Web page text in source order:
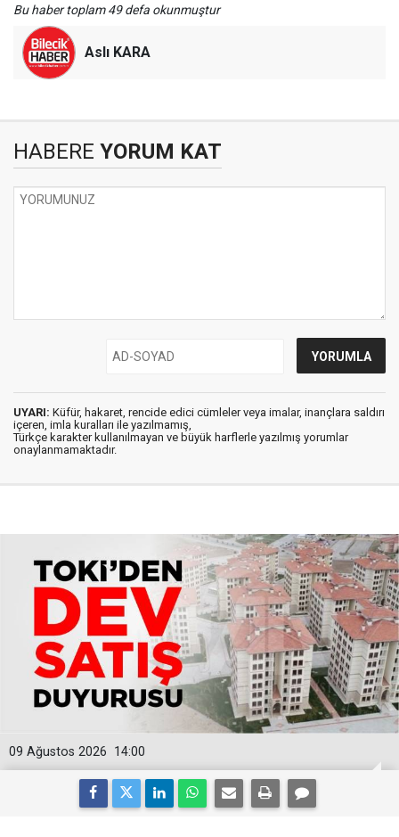
Bu haber toplam 49 defa okunmuştur
Aslı KARA
HABERE YORUM KAT
UYARI: Küfür, hakaret, rencide edici cümleler veya imalar, inançlara saldırı
içeren, imla kuralları ile yazılmamış,
Türkçe karakter kullanılmayan ve büyük harflerle yazılmış yorumlar
onaylanmamaktadır.
14:00
09 Ağustos 2026